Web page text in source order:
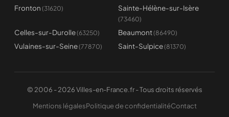
Fronton (31620) Sainte-Hélène-sur-Isère
(73460)
Celles-sur-Durolle(63250) Beaumont(86490)
Vulaines-sur-Seine(77870) Saint-Sulpice(81370)
© 2006 - 2026 Villes-en-France.fr - Tous droits réservés
Mentions légalesPolitique de confidentialitéContact